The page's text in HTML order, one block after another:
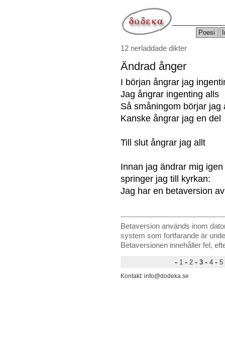
Poesi
12 nerladdade dikter
Ändrad ånger
I början ångrar jag
Jag ångrar ingenting alls
Så småningom börjar jag
Kanske ångrar jag en del
Till slut ångrar jag allt
Innan jag ändrar mig igen
springer jag till kyrkan:
Jag har en betaversion
Betaversion används inom
system som fortfarande är
Betaversionen innehåller fel,
-1 -2 - 3 -4 -5
Kontakt: info@dodeka.se